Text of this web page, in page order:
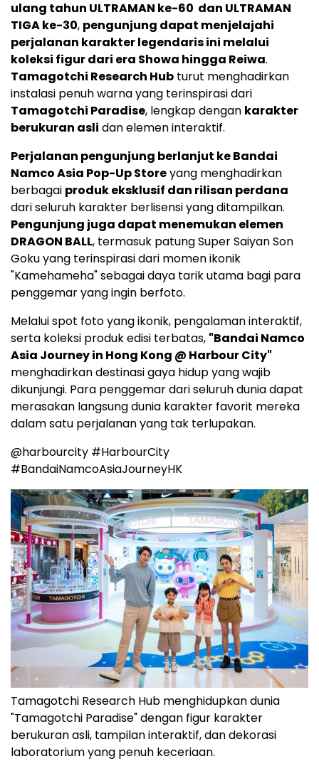
ulang tahun ULTRAMAN ke-60 dan ULTRAMAN
TIGA ke-30, pengunjung dapat menjelajahi
perjalanan karakter legendaris ini melalui
koleksi figur dari era Showa hingga Reiwa.
Tamagotchi Research Hub turut menghadirkan
instalasi penuh warna yang terinspirasi dari
Tamagotchi Paradise, lengkap dengan karakter
berukuran asli dan elemen interaktif.
Perjalanan pengunjung berlanjut ke Bandai
Namco Asia Pop-Up Storeyang menghadirkan
berbagai produk eksklusif dan rilisan perdana
dari seluruh karakter berlisensi yang ditampilkan.
Pengunjung juga dapat menemukan elemen
DRAGON BALL, termasuk patung Super Saiyan Son
Goku yang terinspirasi dari momen ikonik
"Kamehameha" sebagai daya tarik utama bagi para
penggemar yang ingin berfoto.
Melalui spot foto yang ikonik, pengalaman interaktif,
serta koleksi produk edisi terbatas, "Bandai Namco
Asia Journey in Hong Kong @ Harbour City"
menghadirkan destinasi gaya hidup yang wajib
dikunjungi. Para penggemar dari seluruh dunia dapat
merasakan langsung dunia karakter favorit mereka
dalam satu perjalanan yang tak terlupakan.
@harbourcity #HarbourCity
#BandaiNamcoAsiaJourneyHK
Tamagotchi Research Hub menghidupkan dunia
"Tamagotchi Paradise" dengan figur karakter
berukuran asli, tampilan interaktif, dan dekorasi
laboratorium yang penuh keceriaan.